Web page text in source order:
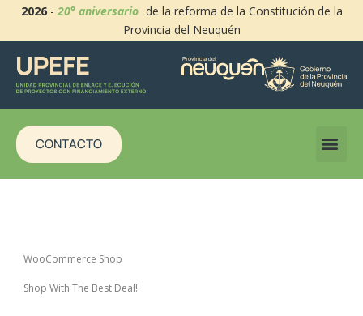
2026-20° aniversario de la reforma de la Constitución de la
Provincia del Neuquén
CONTACTO
WooCommerce Shop
Shop With The Best Deal!